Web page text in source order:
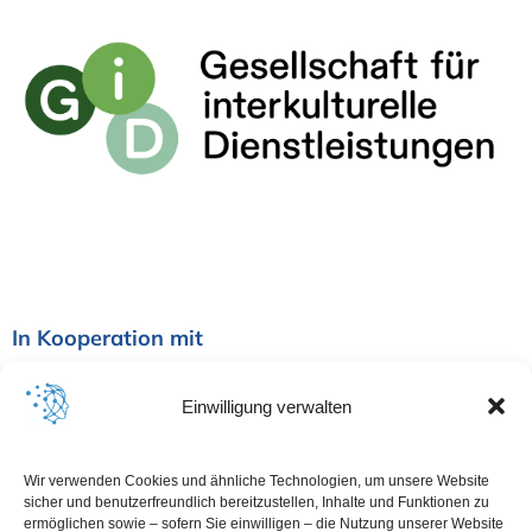
Einwilligung verwalten
Wir verwenden Cookies und ähnliche Technologien, um unsere Website
sicher und benutzerfreundlich bereitzustellen, Inhalte und Funktionen zu
ermöglichen sowie – sofern Sie einwilligen – die Nutzung unserer Website
t
In Kooperation mit